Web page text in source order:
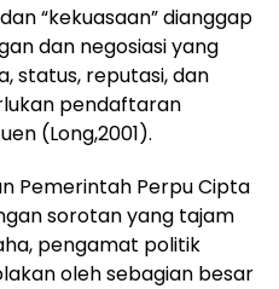
“kekuasaan” dianggap
dan negosiasi yang
status, reputasi, dan
pendaftaran
(Long,2001).
Pemerintah Perpu Cipta
sorotan yang tajam
pengamat politik
oleh sebagian besar